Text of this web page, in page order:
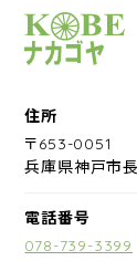
サイクルショッ
住所
〒653-0051
兵庫県神戸市
電話番号
078-739-3399